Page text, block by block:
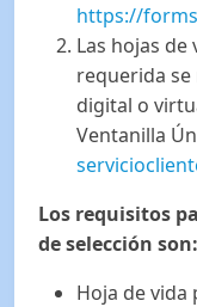
https://
Las hojas
requerida
digital o
Ventanilla
Los requisitos
de selección son:
Hoja de vida